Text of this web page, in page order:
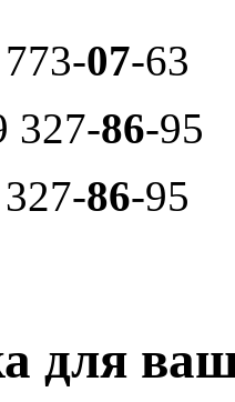
773-07-63
327-86-95
327-86-95
для